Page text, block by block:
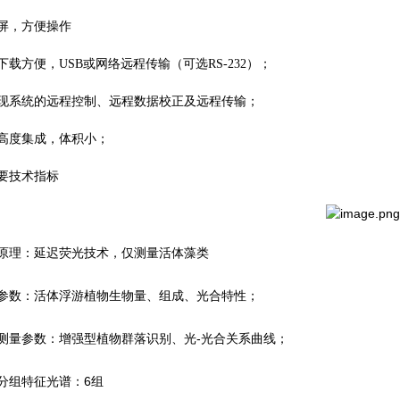
方便操作
便，USB或网络远程传输（可选RS-232）；
统的远程控制、远程数据校正及远程传输；
集成，体积小；
术指标
：延迟荧光技术，仅测量活体藻类
：活体浮游植物生物量、组成、光合特性；
参数：增强型植物群落识别、光-光合关系曲线；
特征光谱：6组